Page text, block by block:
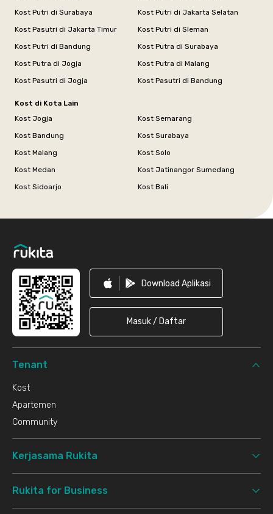
Kost Putri di Surabaya
Kost Putri di Jakarta Selatan
Kost Pasutri di Jakarta Timur
Kost Putri di Sleman
Kost Putri di Bandung
Kost Putra di Surabaya
Kost Putra di Jogja
Kost Putra di Malang
Kost Pasutri di Jogja
Kost Pasutri di Bandung
Kost di Kota Lain
Kost Jogja
Kost Semarang
Kost Bandung
Kost Surabaya
Kost Malang
Kost Solo
Kost Medan
Kost Jatinangor Sumedang
Kost Sidoarjo
Kost Bali
Download Aplikasi
Masuk / Daftar
Tenant
Kost
Apartemen
Community
Kerjasama Rukita
Rukita for Business